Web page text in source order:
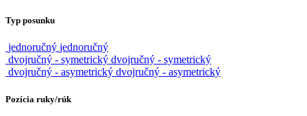
Typ posunku
jednoručný jednoručný
dvojručný - symetrický dvojručný - symetrický
dvojručný - asymetrický dvojručný - asymetrický
Pozícia ruky/rúk